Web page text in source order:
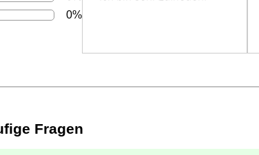
0%
Fragen